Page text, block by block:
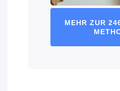
MEHR ZUR